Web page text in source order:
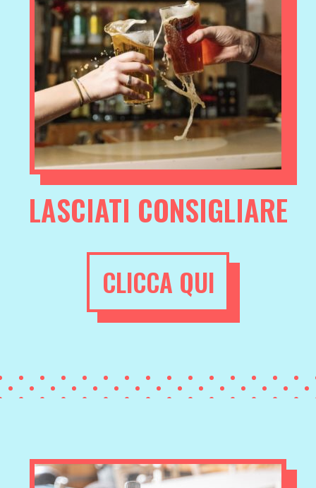
LASCIATI CONSIGLIARE
CLICCA QUI